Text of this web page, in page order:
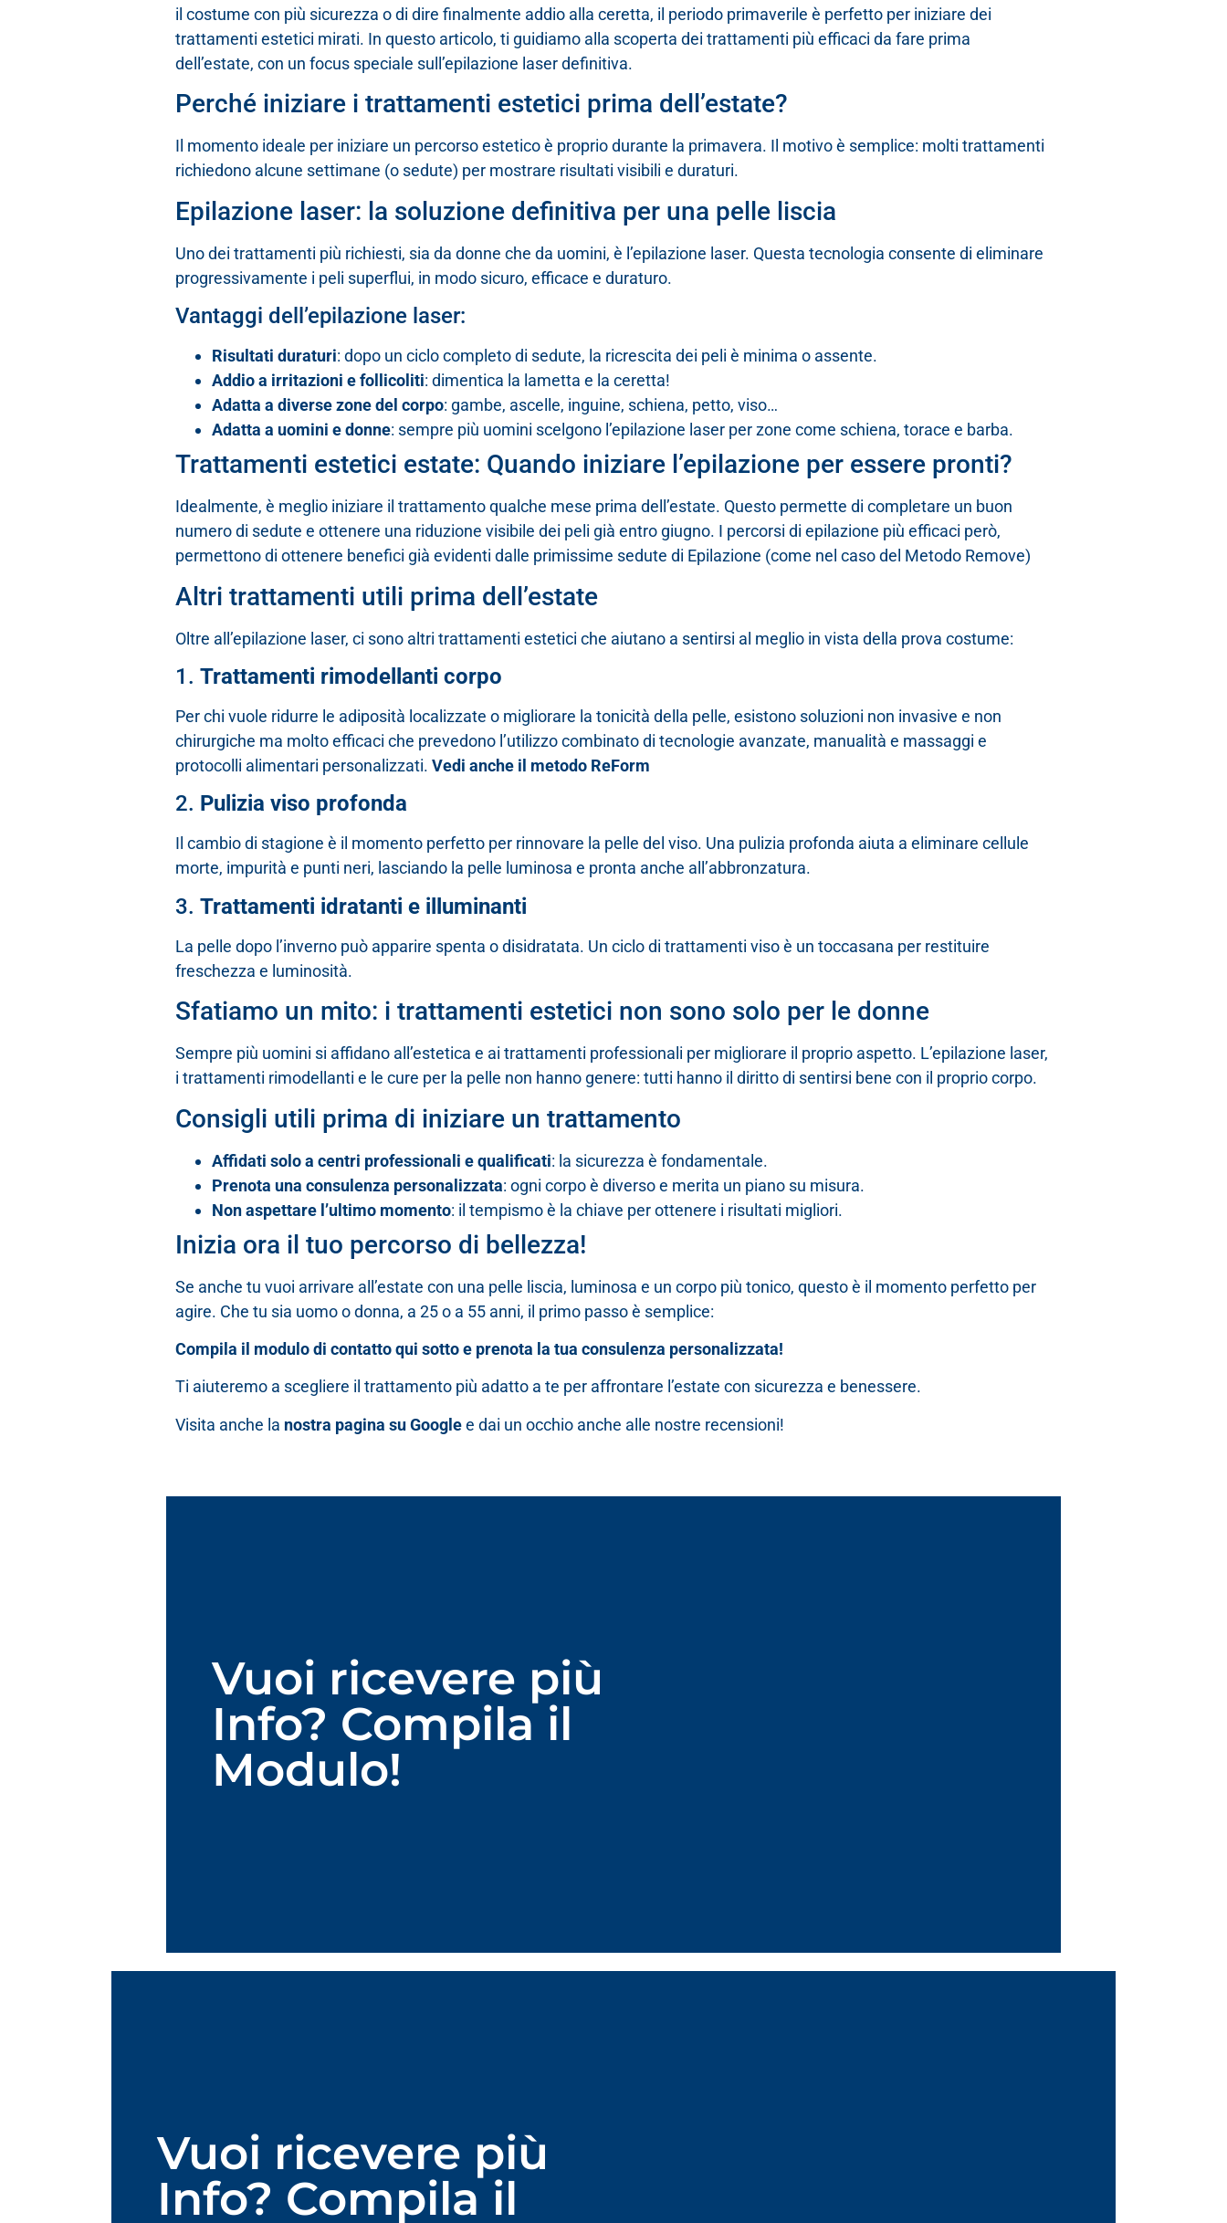
il costume con più sicurezza o di dire finalmente addio alla ceretta, il periodo primaverile è perfetto per iniziare dei
trattamenti estetici mirati. In questo articolo, ti guidiamo alla scoperta dei trattamenti più efficaci da fare prima
dell’estate, con un focus speciale sull’epilazione laser definitiva.
Perché iniziare i trattamenti estetici prima dell’estate?
Il momento ideale per iniziare un percorso estetico è proprio durante la primavera. Il motivo è semplice: molti trattamenti
richiedono alcune settimane (o sedute) per mostrare risultati visibili e duraturi.
Epilazione laser: la soluzione definitiva per una pelle liscia
Uno dei trattamenti più richiesti, sia da donne che da uomini, è l’epilazione laser. Questa tecnologia consente di eliminare
progressivamente i peli superflui, in modo sicuro, efficace e duraturo.
Vantaggi dell’epilazione laser:
Risultati duraturi: dopo un ciclo completo di sedute, la ricrescita dei peli è minima o assente.
Addio a irritazioni e follicoliti: dimentica la lametta e la ceretta!
Adatta a diverse zone del corpo: gambe, ascelle, inguine, schiena, petto, viso…
Adatta a uomini e donne: sempre più uomini scelgono l’epilazione laser per zone come schiena, torace e barba.
Trattamenti estetici estate: Quando iniziare l’epilazione per essere pronti?
Idealmente, è meglio iniziare il trattamento qualche mese prima dell’estate. Questo permette di completare un buon
numero di sedute e ottenere una riduzione visibile dei peli già entro giugno. I percorsi di epilazione più efficaci però,
permettono di ottenere benefici già evidenti dalle primissime sedute di Epilazione (come nel caso del Metodo Remove)
Altri trattamenti utili prima dell’estate
Oltre all’epilazione laser, ci sono altri trattamenti estetici che aiutano a sentirsi al meglio in vista della prova costume:
1. Trattamenti rimodellanti corpo
Per chi vuole ridurre le adiposità localizzate o migliorare la tonicità della pelle, esistono soluzioni non invasive e non
chirurgiche ma molto efficaci che prevedono l’utilizzo combinato di tecnologie avanzate, manualità e massaggi e
protocolli alimentari personalizzati. Vedi anche il metodo ReForm
2. Pulizia viso profonda
Il cambio di stagione è il momento perfetto per rinnovare la pelle del viso. Una pulizia profonda aiuta a eliminare cellule
morte, impurità e punti neri, lasciando la pelle luminosa e pronta anche all’abbronzatura.
3. Trattamenti idratanti e illuminanti
La pelle dopo l’inverno può apparire spenta o disidratata. Un ciclo di trattamenti viso è un toccasana per restituire
freschezza e luminosità.
Sfatiamo un mito: i trattamenti estetici non sono solo per le donne
Sempre più uomini si affidano all’estetica e ai trattamenti professionali per migliorare il proprio aspetto. L’epilazione laser,
i trattamenti rimodellanti e le cure per la pelle non hanno genere: tutti hanno il diritto di sentirsi bene con il proprio corpo.
Consigli utili prima di iniziare un trattamento
Affidati solo a centri professionali e qualificati: la sicurezza è fondamentale.
Prenota una consulenza personalizzata: ogni corpo è diverso e merita un piano su misura.
Non aspettare l’ultimo momento: il tempismo è la chiave per ottenere i risultati migliori.
Inizia ora il tuo percorso di bellezza!
Se anche tu vuoi arrivare all’estate con una pelle liscia, luminosa e un corpo più tonico, questo è il momento perfetto per
agire. Che tu sia uomo o donna, a 25 o a 55 anni, il primo passo è semplice:
Compila il modulo di contatto qui sotto e prenota la tua consulenza personalizzata!
Ti aiuteremo a scegliere il trattamento più adatto a te per affrontare l’estate con sicurezza e benessere.
Visita anche la nostra pagina su Googlee dai un occhio anche alle nostre recensioni!
Vuoi ricevere più
Info? Compila il
Modulo!
Vuoi ricevere più
Info? Compila il